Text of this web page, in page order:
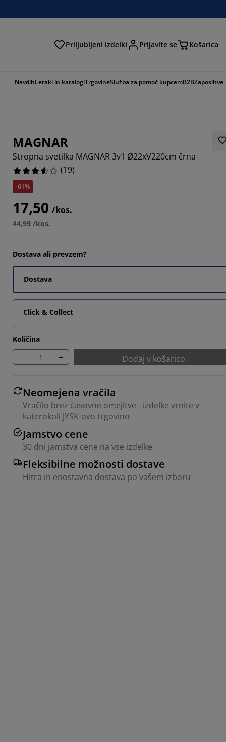
Priljubljeni izdelki Prijavite se Košarica
NavdihLetaki in katalogiTrgovineSlužba za pomoč kupcemB2BZaposlitve
MAGNAR
Stropna svetilka MAGNAR 3v1 Ø22xV220cm črna
(19)
-61%
17,50 /kos.
44,99 /kos.
Dostava ali prevzem?
Dostava
Click & Collect
Količina
- + Dodaj v košarico
Neomejena vračila
Vračilo brez časovne omejitve - izdelke vrnite v
katerokoli JYSK-ovo trgovino
Jamstvo cene
30 dni jamstva cene na vse izdelke
Fleksibilne možnosti dostave
Hitra in enostavna dostava po vašem izboru